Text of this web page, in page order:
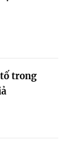
trong